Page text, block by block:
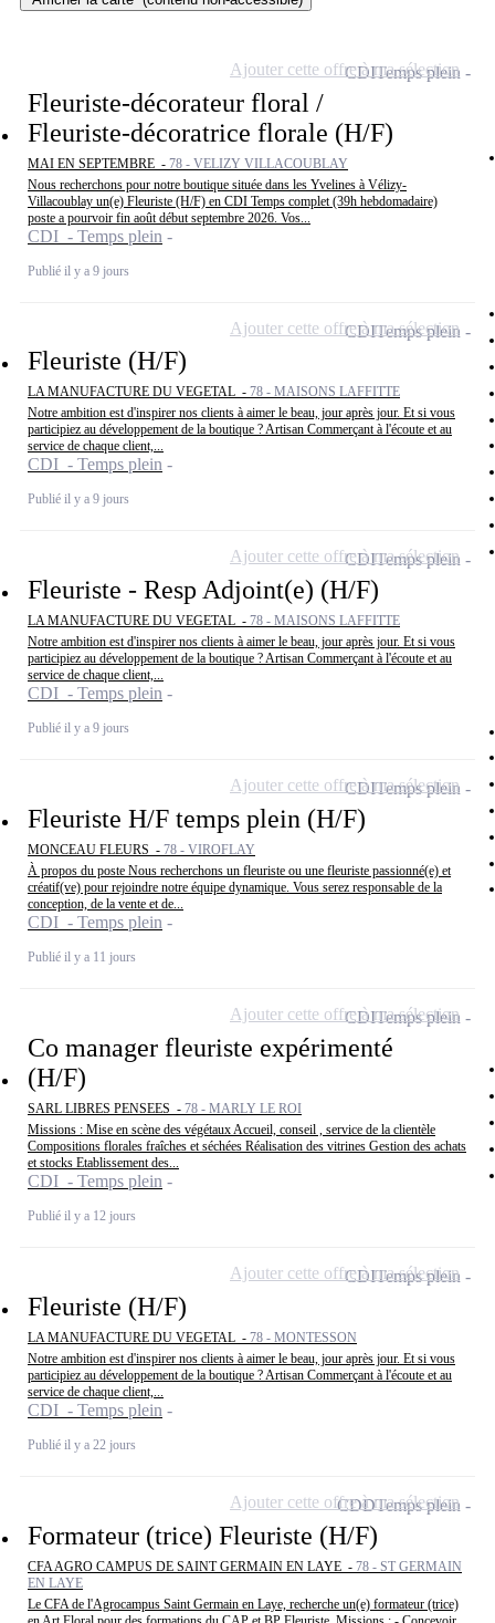
Fleuriste-décorateur floral /
Fleuriste-décoratrice florale (H/F)
MAI EN SEPTEMBRE - 78 - VELIZY VILLACOUBLAY
Nous recherchons pour notre boutique située dans les Yvelines à Vélizy-
Villacoublay un(e) Fleuriste (H/F) en CDI Temps complet (39h hebdomadaire)
poste a pourvoir fin août début septembre 2026. Vos...
CDI - Temps plein
Publié il y a 9 jours
CDITemps plein
Ajouter cette offre à ma sélection
Fleuriste (H/F)
LA MANUFACTURE DU VEGETAL - 78 - MAISONS LAFFITTE
Notre ambition est d'inspirer nos clients à aimer le beau, jour après jour. Et si vous
participiez au développement de la boutique ? Artisan Commerçant à l'écoute et au
service de chaque client,...
CDI - Temps plein
Publié il y a 9 jours
CDITemps plein
Ajouter cette offre à ma sélection
Fleuriste - Resp Adjoint(e) (H/F)
LA MANUFACTURE DU VEGETAL - 78 - MAISONS LAFFITTE
Notre ambition est d'inspirer nos clients à aimer le beau, jour après jour. Et si vous
participiez au développement de la boutique ? Artisan Commerçant à l'écoute et au
service de chaque client,...
CDI - Temps plein
Publié il y a 9 jours
CDITemps plein
Ajouter cette offre à ma sélection
Fleuriste H/F temps plein (H/F)
MONCEAU FLEURS - 78 - VIROFLAY
À propos du poste Nous recherchons un fleuriste ou une fleuriste passionné(e) et
créatif(ve) pour rejoindre notre équipe dynamique. Vous serez responsable de la
conception, de la vente et de...
CDI - Temps plein
Publié il y a 11 jours
CDITemps plein
Ajouter cette offre à ma sélection
Co manager fleuriste expérimenté
(H/F)
SARL LIBRES PENSEES - 78 - MARLY LE ROI
Missions : Mise en scène des végétaux Accueil, conseil , service de la clientèle
Compositions florales fraîches et séchées Réalisation des vitrines Gestion des achats
et stocks Etablissement des...
CDI - Temps plein
Publié il y a 12 jours
CDITemps plein
Ajouter cette offre à ma sélection
Fleuriste (H/F)
LA MANUFACTURE DU VEGETAL - 78 - MONTESSON
Notre ambition est d'inspirer nos clients à aimer le beau, jour après jour. Et si vous
participiez au développement de la boutique ? Artisan Commerçant à l'écoute et au
service de chaque client,...
CDI - Temps plein
Publié il y a 22 jours
CDITemps plein
Ajouter cette offre à ma sélection
Formateur (trice) Fleuriste (H/F)
CFA AGRO CAMPUS DE SAINT GERMAIN EN LAYE - 78 - ST GERMAIN
EN LAYE
Le CFA de l'Agrocampus Saint Germain en Laye, recherche un(e) formateur (trice)
CDDTemps plein
Ajouter cette offre à ma sélection